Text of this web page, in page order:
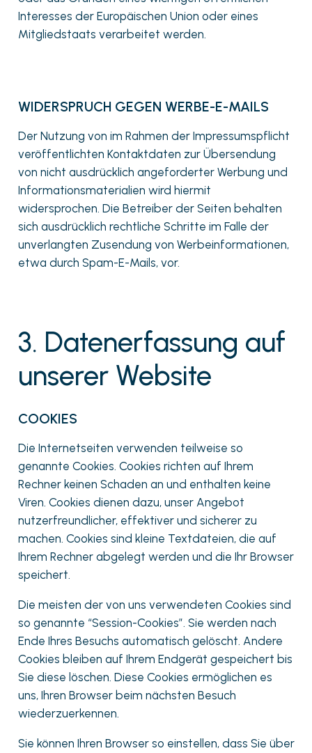
Interesses der Europäischen Union oder eines
Mitgliedstaats verarbeitet werden.
WIDERSPRUCH GEGEN WERBE-E-MAILS
Der Nutzung von im Rahmen der Impressumspflicht
veröffentlichten Kontaktdaten zur Übersendung
von nicht ausdrücklich angeforderter Werbung und
Informationsmaterialien wird hiermit
widersprochen. Die Betreiber der Seiten behalten
sich ausdrücklich rechtliche Schritte im Falle der
unverlangten Zusendung von Werbeinformationen,
etwa durch Spam-E-Mails, vor.
3. Datenerfassung auf
unserer Website
COOKIES
Die Internetseiten verwenden teilweise so
genannte Cookies. Cookies richten auf Ihrem
Rechner keinen Schaden an und enthalten keine
Viren. Cookies dienen dazu, unser Angebot
nutzerfreundlicher, effektiver und sicherer zu
machen. Cookies sind kleine Textdateien, die auf
Ihrem Rechner abgelegt werden und die Ihr Browser
speichert.
Die meisten der von uns verwendeten Cookies sind
so genannte “Session-Cookies”. Sie werden nach
Ende Ihres Besuchs automatisch gelöscht. Andere
Cookies bleiben auf Ihrem Endgerät gespeichert bis
Sie diese löschen. Diese Cookies ermöglichen es
uns, Ihren Browser beim nächsten Besuch
wiederzuerkennen.
Sie können Ihren Browser so einstellen, dass Sie über